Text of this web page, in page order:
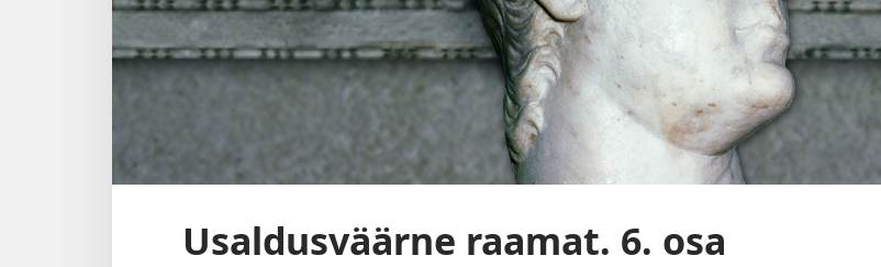
Usaldusväärne raamat. 6. osa